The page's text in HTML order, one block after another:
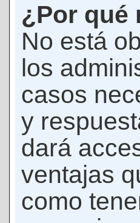
¿Por qué
No está
los
casos
y
dará
ventajas
como